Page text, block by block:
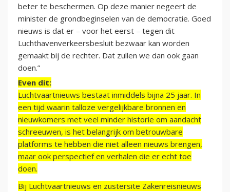
beter te beschermen. Op deze manier negeert de
minister de grondbeginselen van de democratie. Goed
nieuws is dat er – voor het eerst – tegen dit
Luchthavenverkeersbesluit bezwaar kan worden
gemaakt bij de rechter. Dat zullen we dan ook gaan
doen.”
Even dit:
Luchtvaartnieuws bestaat inmiddels bijna 25 jaar. In
een tijd waarin talloze vergelijkbare bronnen en
nieuwkomers met veel minder historie om aandacht
schreeuwen, is het belangrijk om betrouwbare
platforms te hebben die niet alleen nieuws brengen,
maar ook perspectief en verhalen die er echt toe
doen.
Bij Luchtvaartnieuws en zustersite Zakenreisnieuws